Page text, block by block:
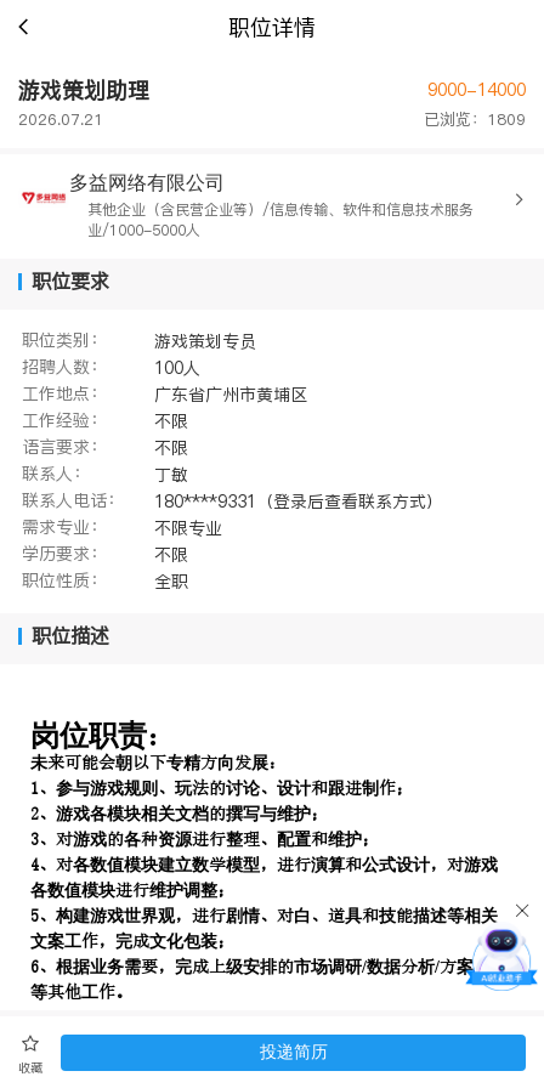
职位详情
游戏策划助理 9000-14000
2026.07.21 已浏览：1809
多益网络有限公司
其他企业（含民营企业等）/信息传输、软件和信息技术服务
业/1000-5000人
职位要求
职位类别：
游戏策划专员
招聘人数：
100人
工作地点：
广东省广州市黄埔区
工作经验：
不限
语言要求：
不限
联系人：
丁敏
联系人电话：
180****9331（登录后查看联系方式）
需求专业：
不限专业
学历要求：
不限
职位性质：
全职
职位描述
岗位职责
未朝专精向展
参与游戏规则玩讨论设计跟制
游戏各模块相关文档撰写与维护
游戏各资源整配置维护
各数值模块建立数模型演算公式设计游戏
各数值模块维护调整
构建游戏世界观剧情白具技描述等相关
文案工完文化包装
根据业务需完级安排市场调研/数据析/案设计
等工
岗位求
收藏
投递简历